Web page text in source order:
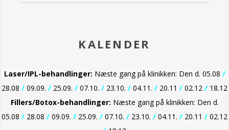
KALENDER
Laser/IPL-behandlinger: Næste gang på klinikken: Den d. 05.08 /
28.08 / 09.09. / 25.09. / 07.10. / 23.10. / 04.11. / 20.11 / 02.12 / 18.12
Fillers/Botox-behandlinger: Næste gang på klinikken: Den d.
05.08 / 28.08 / 09.09. / 25.09. / 07.10. / 23.10. / 04.11. / 20.11 / 02.12